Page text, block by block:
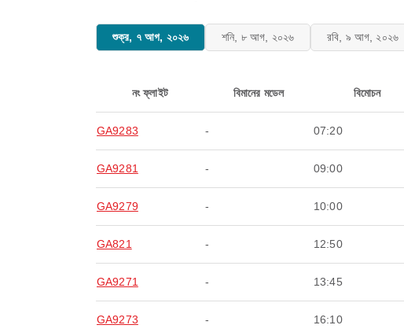
শুক্র, ৭ আগ, ২০২৬ শনি, ৮ আগ, ২০২৬ রবি, ৯ আগ, ২০২৬
নং ফ্লাইট বিমানের মডেল বিমোচন
GA9283 - 07:20
GA9281 - 09:00
GA9279 - 10:00
GA821 - 12:50
GA9271 - 13:45
GA9273 - 16:10